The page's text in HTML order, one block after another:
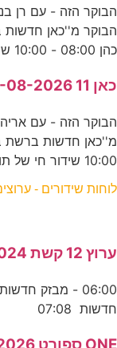
הבוקר מ''כאן חדשות
כהן 08:00 - 10:00 שידור חי של תוכנית הרדיו של
כאן 11 05-08-2026
10:00 שידור חי של תוכנית הרדיו של ''כאן חדשות
לוחות שידורים -
ערוץ 12 קשת 16-09-2024
חדשות 07:08
ONE ספורט 23-03-2026